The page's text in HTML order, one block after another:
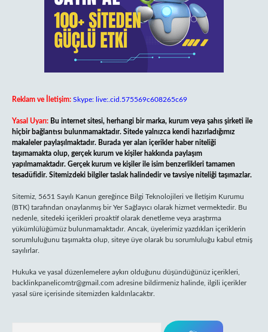
Reklam ve İletişim: Skype: live:.cid.575569c608265c69
Yasal Uyarı: Bu internet sitesi, herhangi bir marka, kurum veya şahıs şirketi ile
hiçbir bağlantısı bulunmamaktadır. Sitede yalnızca kendi hazırladığımız
makaleler paylaşılmaktadır. Burada yer alan içerikler haber niteliği
taşımamakta olup, gerçek kurum ve kişiler hakkında paylaşım
yapılmamaktadır. Gerçek kurum ve kişiler ile isim benzerlikleri tamamen
tesadüfidir. Sitemizdeki bilgiler taslak halindedir ve tavsiye niteliği taşımazlar.
Sitemiz, 5651 Sayılı Kanun gereğince Bilgi Teknolojileri ve İletişim Kurumu
(BTK) tarafından onaylanmış bir Yer Sağlayıcı olarak hizmet vermektedir. Bu
nedenle, sitedeki içerikleri proaktif olarak denetleme veya araştırma
yükümlülüğümüz bulunmamaktadır. Ancak, üyelerimiz yazdıkları içeriklerin
sorumluluğunu taşımakta olup, siteye üye olarak bu sorumluluğu kabul etmiş
sayılırlar.
Hukuka ve yasal düzenlemelere aykırı olduğunu düşündüğünüz içerikleri,
backlinkpanelicomtr@gmail.com adresine bildirmeniz halinde, ilgili içerikler
yasal süre içerisinde sitemizden kaldırılacaktır.